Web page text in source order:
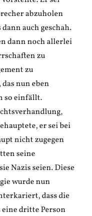
abzuholen
auch geschah.
dann noch allerlei
zu
zu
nun eben
so einfällt.
er sei bei
nicht zugegen
seine
Nazis seien. Diese
wurde nun
dass die
dritte Person